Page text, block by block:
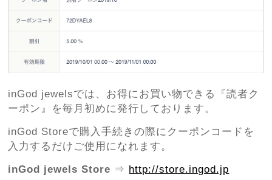
inGod jewelsでは、お得にお買い物できる『読者ク
ーポン』を毎月初めに発行しております。
inGod Storeで購入手続きの際にクーポンコードを
入力するだけご使用になれます。
inGod jewels Store ⇒ http://store.ingod.jp